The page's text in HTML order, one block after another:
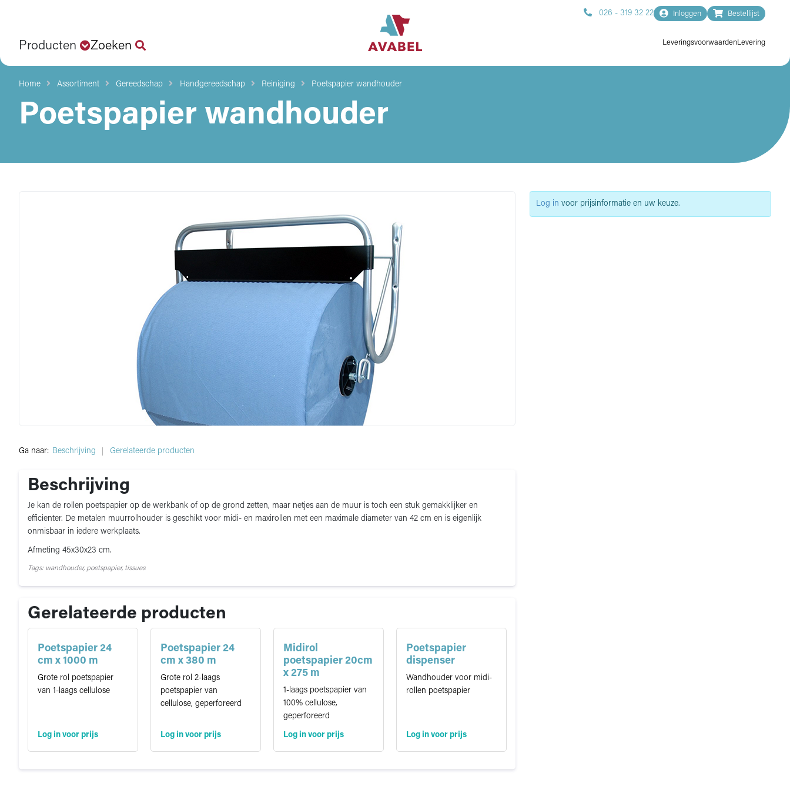
Producten Zoeken
026 - 319 32 22 Inloggen Bestellijst
LeveringsvoorwaardenLevering
Home Assortiment Gereedschap Handgereedschap Reiniging Poetspapier wandhouder
Poetspapier wandhouder
Ga naar: Beschrijving Gerelateerde producten
Beschrijving
Je kan de rollen poetspapier op de werkbank of op de grond zetten, maar netjes aan de muur is toch een stuk gemakklijker en
efficienter. De metalen muurrolhouder is geschikt voor midi- en maxirollen met een maximale diameter van 42 cm en is eigenlijk
onmisbaar in iedere werkplaats.
Afmeting 45x30x23 cm.
Tags: wandhouder, poetspapier, tissues
Gerelateerde producten
Poetspapier 24
cm x 1000 m
Grote rol poetspapier
van 1-laags cellulose
Log in voor prijs
Poetspapier 24
cm x 380 m
Grote rol 2-laags
poetspapier van
cellulose, geperforeerd
Log in voor prijs
Midirol
poetspapier 20cm
x 275 m
1-laags poetspapier van
100% cellulose,
geperforeerd
Log in voor prijs
Poetspapier
dispenser
Wandhouder voor midi-
rollen poetspapier
Log in voor prijs
Log in voor prijsinformatie en uw keuze.